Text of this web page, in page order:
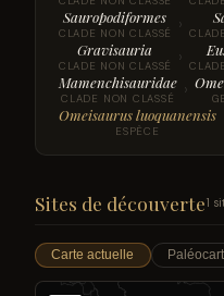
Sauropodiformes
CLADE NON CLASSÉ ›
Gravisauria
CLADE NON CLASSÉ ›
Mamenchisauridae
CLADE NON CLASSÉ ›
Omeisaurus luoquanensis
ESPÈCE
Sites de découverte1
Carte actuelle